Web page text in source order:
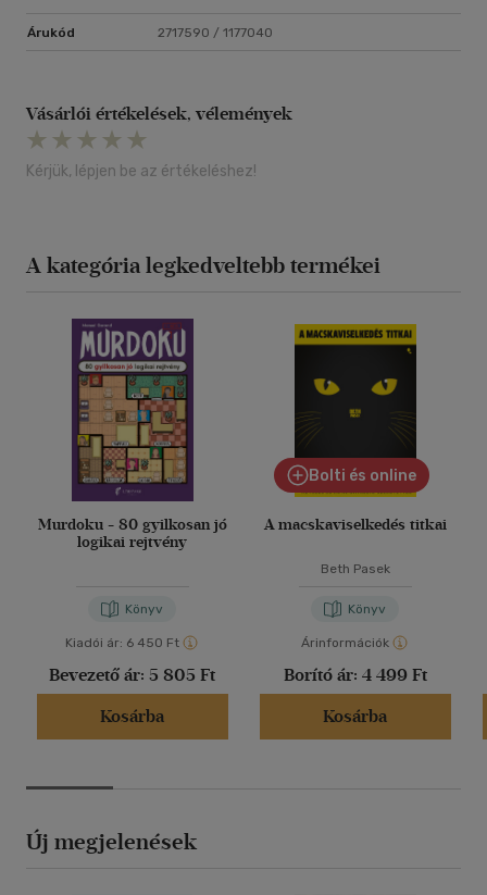
Árukód 2717590 / 1177040
Vásárlói értékelések, vélemények
Kérjük, lépjen be az értékeléshez!
A kategória legkedveltebb termékei
Murdoku - 80 gyilkosan jó
logikai rejtvény
Könyv
Kiadói ár: 6 450 Ft
Bevezető ár: 5 805 Ft
Kosárba
Bolti és online
A macskaviselkedés titkai
Beth Pasek
Könyv
Árinformációk
Borító ár: 4 499 Ft
Kosárba
Új megjelenések